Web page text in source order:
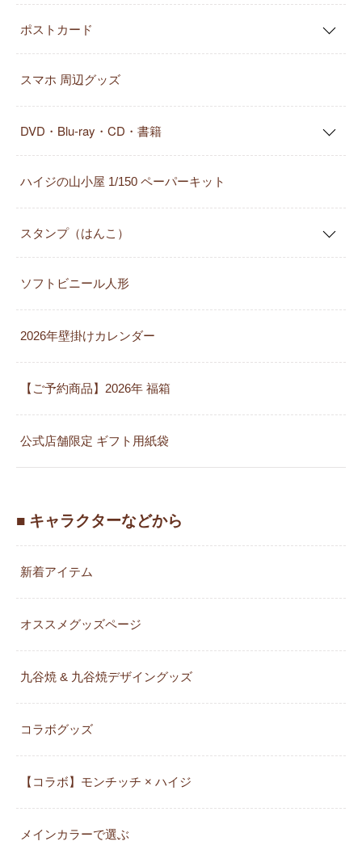
ポストカード
スマホ 周辺グッズ
DVD・Blu-ray・CD・書籍
ハイジの山小屋 1/150 ペーパーキット
スタンプ（はんこ）
ソフトビニール人形
2026年壁掛けカレンダー
【ご予約商品】2026年 福箱
公式店舗限定 ギフト用紙袋
■ キャラクターなどから
新着アイテム
オススメグッズページ
九谷焼 & 九谷焼デザイングッズ
コラボグッズ
【コラボ】モンチッチ × ハイジ
メインカラーで選ぶ